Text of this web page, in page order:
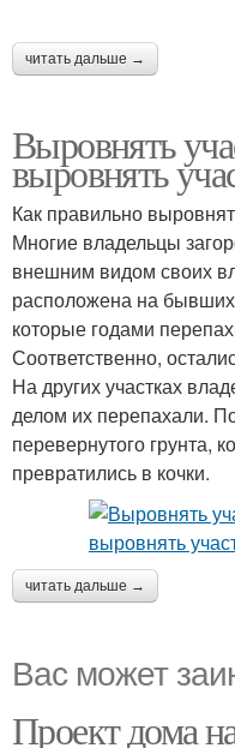
читать дальше →
Выровнять
выровнять
Как правильно
Многие владельцы
внешним видом своих
расположена на бывших
которые годами
Соответственно,
На других участках
делом их перепахали.
перевернутого грунта,
превратились в кочки.
читать дальше →
Вас может
Проект дома